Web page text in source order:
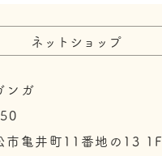
ネットショップ
ンガ
市亀井町11番地の13 1F